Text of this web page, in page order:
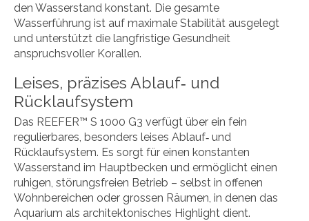
den Wasserstand konstant. Die gesamte
Wasserführung ist auf maximale Stabilität ausgelegt
und unterstützt die langfristige Gesundheit
anspruchsvoller Korallen.
Leises, präzises Ablauf‑ und
Rücklaufsystem
Das REEFER™ S 1000 G3 verfügt über ein fein
regulierbares, besonders leises Ablauf‑ und
Rücklaufsystem. Es sorgt für einen konstanten
Wasserstand im Hauptbecken und ermöglicht einen
ruhigen, störungsfreien Betrieb – selbst in offenen
Wohnbereichen oder grossen Räumen, in denen das
Aquarium als architektonisches Highlight dient.